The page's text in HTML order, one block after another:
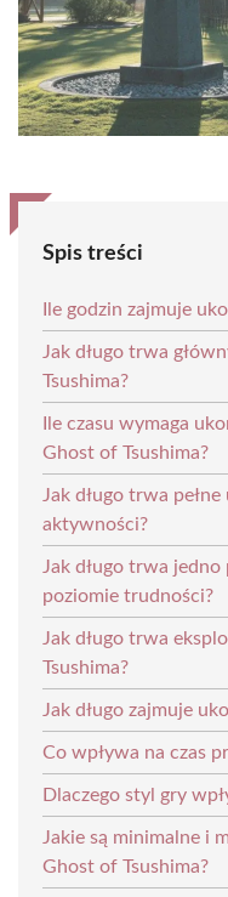
Spis treści
Ile godzin zajmuje
Jak długo trwa
Tsushima?
Ile czasu wymaga
Ghost of Tsushima?
Jak długo trwa
aktywności?
Jak długo trwa
poziomie trudności?
Jak długo trwa
Tsushima?
Jak długo zajmuje
Co wpływa na czas
Dlaczego styl gry
Jakie są minimalne i
Ghost of Tsushima?